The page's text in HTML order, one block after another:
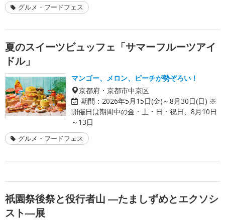
グルメ・フードフェス
夏のスイーツビュッフェ「サマーフルーツアイ
ドル」
マンゴー、メロン、ピーチが勢ぞろい！
京都府・京都市中京区
期間： 2026年5月15日(金)～8月30日(日) ※
開催日は期間中の金・土・日・祝日、8月10日
～13日
グルメ・フードフェス
祇園祭後祭と役行者山 ―たましずめとエクソシ
スト―展